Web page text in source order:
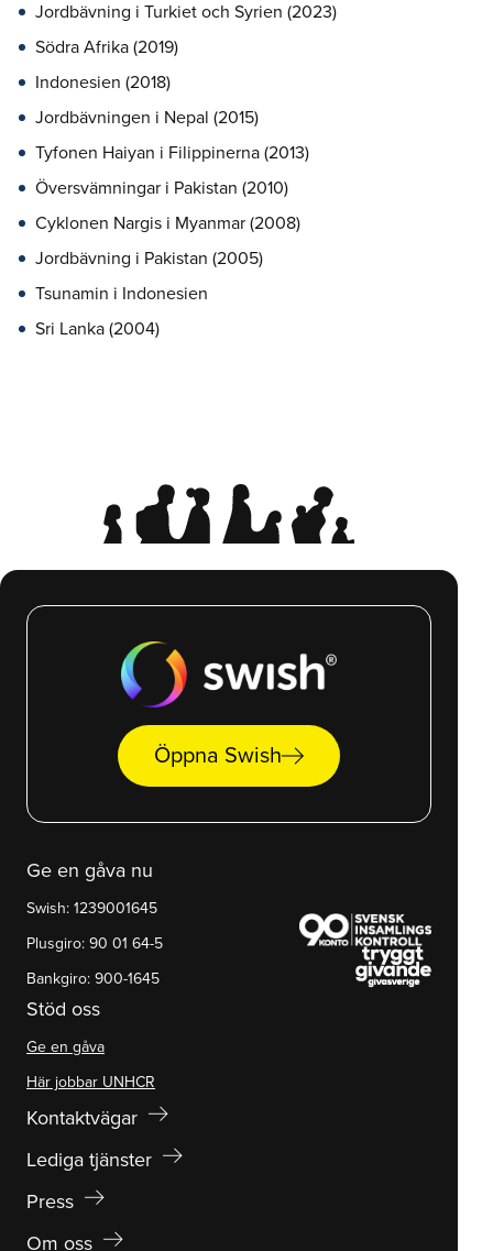
Jordbävning i Turkiet och Syrien (2023)
Södra Afrika (2019)
Indonesien (2018)
Jordbävningen i Nepal (2015)
Tyfonen Haiyan i Filippinerna (2013)
Översvämningar i Pakistan (2010)
Cyklonen Nargis i Myanmar (2008)
Jordbävning i Pakistan (2005)
Tsunamin i Indonesien
Sri Lanka (2004)
Öppna Swisharrow_right_alt
Ge en gåva nu
Swish: 1239001645
Plusgiro: 90 01 64-5
Bankgiro: 900-1645
Stöd oss
Ge en gåva
Här jobbar UNHCR
Kontaktvägar arrow_right_alt
Lediga tjänster arrow_right_alt
Press arrow_right_alt
Om oss arrow_right_alt